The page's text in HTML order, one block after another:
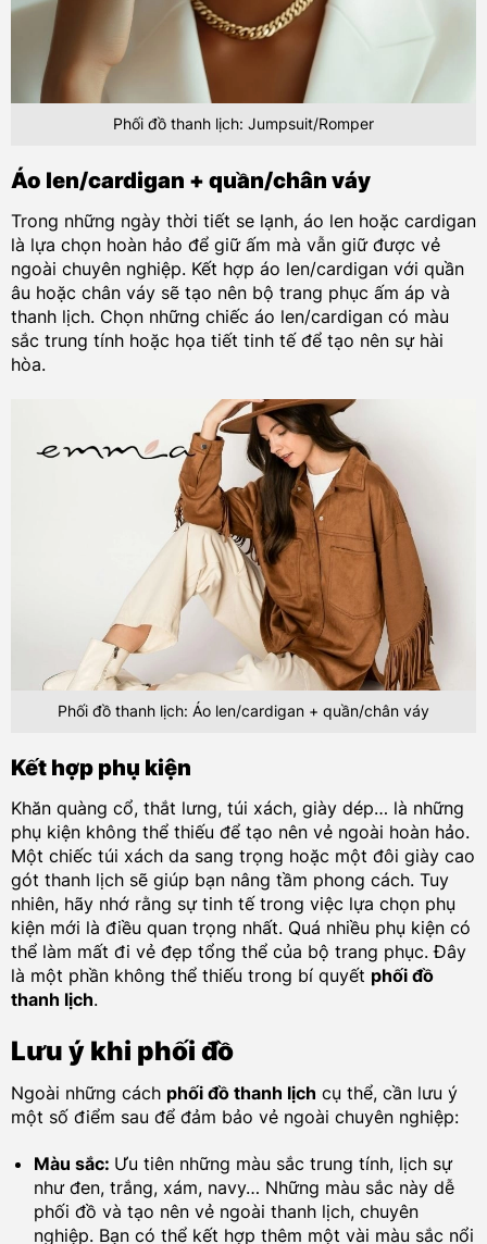
Phối đồ thanh lịch: Jumpsuit/Romper
Áo len/cardigan + quần/chân váy
Trong những ngày thời tiết se lạnh, áo len hoặc cardigan
là lựa chọn hoàn hảo để giữ ấm mà vẫn giữ được vẻ
ngoài chuyên nghiệp. Kết hợp áo len/cardigan với quần
âu hoặc chân váy sẽ tạo nên bộ trang phục ấm áp và
thanh lịch. Chọn những chiếc áo len/cardigan có màu
sắc trung tính hoặc họa tiết tinh tế để tạo nên sự hài
hòa.
Phối đồ thanh lịch: Áo len/cardigan + quần/chân váy
Kết hợp phụ kiện
Khăn quàng cổ, thắt lưng, túi xách, giày dép… là những
phụ kiện không thể thiếu để tạo nên vẻ ngoài hoàn hảo.
Một chiếc túi xách da sang trọng hoặc một đôi giày cao
gót thanh lịch sẽ giúp bạn nâng tầm phong cách. Tuy
nhiên, hãy nhớ rằng sự tinh tế trong việc lựa chọn phụ
kiện mới là điều quan trọng nhất. Quá nhiều phụ kiện có
thể làm mất đi vẻ đẹp tổng thể của bộ trang phục. Đây
là một phần không thể thiếu trong bí quyết phối đồ
thanh lịch.
Lưu ý khi phối đồ
Ngoài những cách phối đồ thanh lịch cụ thể, cần lưu ý
một số điểm sau để đảm bảo vẻ ngoài chuyên nghiệp:
Màu sắc: Ưu tiên những màu sắc trung tính, lịch sự
như đen, trắng, xám, navy… Những màu sắc này dễ
phối đồ và tạo nên vẻ ngoài thanh lịch, chuyên
nghiệp. Bạn có thể kết hợp thêm một vài màu sắc nổi